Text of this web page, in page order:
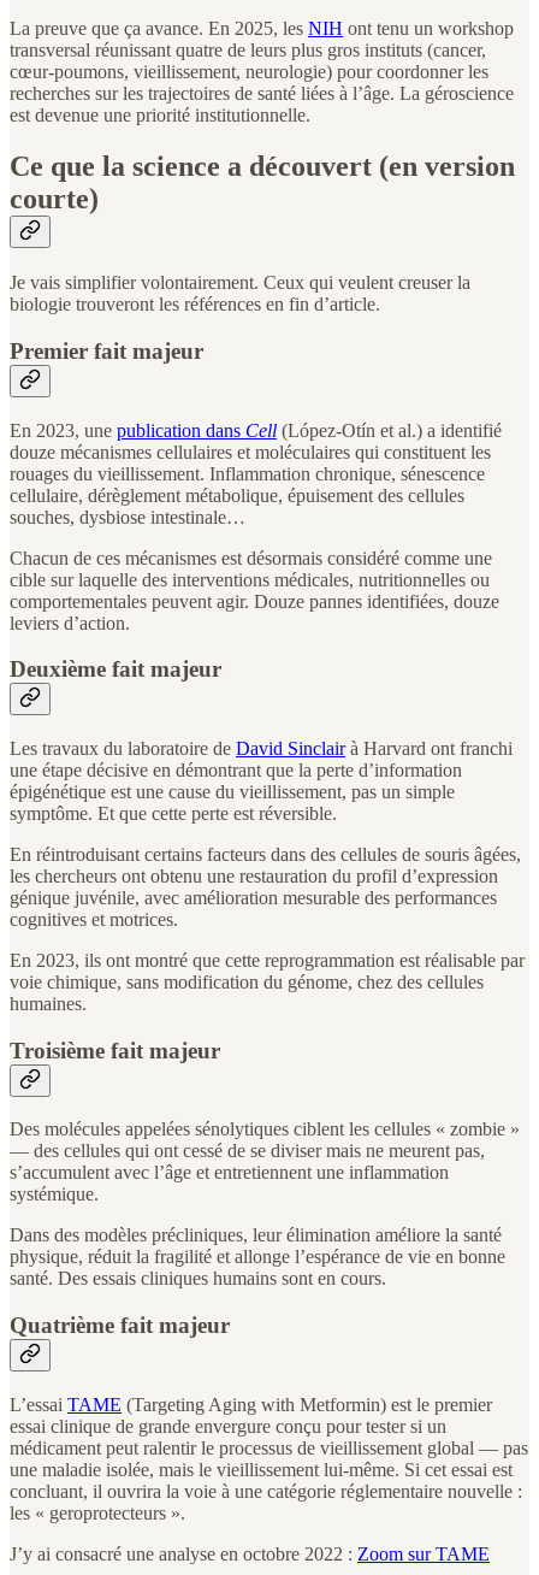
La preuve que ça avance. En 2025, les NIH ont tenu un workshop
transversal réunissant quatre de leurs plus gros instituts (cancer,
cœur-poumons, vieillissement, neurologie) pour coordonner les
recherches sur les trajectoires de santé liées à l’âge. La géroscience
est devenue une priorité institutionnelle.
Ce que la science a découvert (en version
courte)
Je vais simplifier volontairement. Ceux qui veulent creuser la
biologie trouveront les références en fin d’article.
Premier fait majeur
En 2023, une publication dans Cell (López-Otín et al.) a identifié
douze mécanismes cellulaires et moléculaires qui constituent les
rouages du vieillissement. Inflammation chronique, sénescence
cellulaire, dérèglement métabolique, épuisement des cellules
souches, dysbiose intestinale…
Chacun de ces mécanismes est désormais considéré comme une
cible sur laquelle des interventions médicales, nutritionnelles ou
comportementales peuvent agir. Douze pannes identifiées, douze
leviers d’action.
Deuxième fait majeur
Les travaux du laboratoire de David Sinclairà Harvard ont franchi
une étape décisive en démontrant que la perte d’information
épigénétique est une cause du vieillissement, pas un simple
symptôme. Et que cette perte est réversible.
En réintroduisant certains facteurs dans des cellules de souris âgées,
les chercheurs ont obtenu une restauration du profil d’expression
génique juvénile, avec amélioration mesurable des performances
cognitives et motrices.
En 2023, ils ont montré que cette reprogrammation est réalisable par
voie chimique, sans modification du génome, chez des cellules
humaines.
Troisième fait majeur
Des molécules appelées sénolytiques ciblent les cellules « zombie »
— des cellules qui ont cessé de se diviser mais ne meurent pas,
s’accumulent avec l’âge et entretiennent une inflammation
systémique.
Dans des modèles précliniques, leur élimination améliore la santé
physique, réduit la fragilité et allonge l’espérance de vie en bonne
santé. Des essais cliniques humains sont en cours.
Quatrième fait majeur
L’essai TAME (Targeting Aging with Metformin) est le premier
essai clinique de grande envergure conçu pour tester si un
médicament peut ralentir le processus de vieillissement global — pas
une maladie isolée, mais le vieillissement lui-même. Si cet essai est
concluant, il ouvrira la voie à une catégorie réglementaire nouvelle :
les « geroprotecteurs ».
J’y ai consacré une analyse en octobre 2022 : Zoom sur TAME